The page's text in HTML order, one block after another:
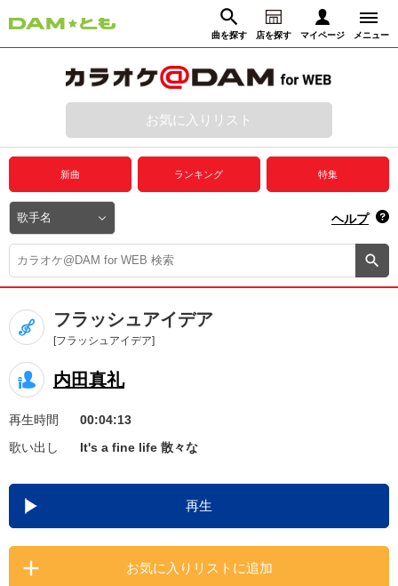
曲を探す 店を探す マイページ メニュー
動画からさがす 録音からさがす
ログイン
プレミアムサービス
DAM★とも動画
DAM★とも録音
カラオケ＠DAM
ユーザー検索
キャンペーン
お知らせ よくあるご質問
DAMの新曲・ランキングなど
カラオケ最新情報をチェック！
お気に入りリスト
新曲 ランキング 特集
ヘルプ
フラッシュアイデア
[フラッシュアイデア]
内田真礼
再生時間
00:04:13
歌い出し
It's a fine life 散々な
再生
お気に入りリストに追加